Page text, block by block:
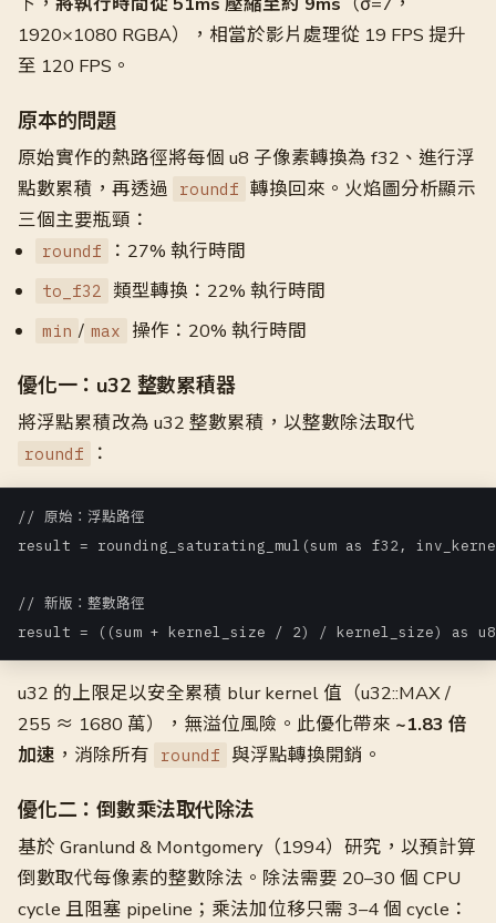
1920×1080 RGBA），相當於影片處理從 19 FPS 提升
至 120 FPS。
原本的問題
原始實作的熱路徑將每個 u8 子像素轉換為 f32、進行浮
點數累積，再透過
roundf 轉換回來。火焰圖分析顯示
三個主要瓶頸：
roundf ：27% 執行時間
to_f32 類型轉換：22% 執行時間
min / max 操作：20% 執行時間
優化一：u32 整數累積器
將浮點累積改為 u32 整數累積，以整數除法取代
roundf ：
// 原始：浮點路徑
result = rounding_saturating_mul(sum as f32,
// 新版：整數路徑
result = ((sum + kernel_size / 2) / kernel_size) as
u32 的上限足以安全累積 blur kernel 值（u32::MAX /
255 ≈ 1680 萬），無溢位風險。此優化帶來 ~1.83 倍
加速 ，消除所有 roundf 與浮點轉換開銷。
優化二：倒數乘法取代除法
基於 Granlund & Montgomery（1994）研究，以預計算
倒數取代每像素的整數除法。除法需要 20–30 個 CPU
cycle 且阻塞 pipeline；乘法加位移只需 3–4 個 cycle：